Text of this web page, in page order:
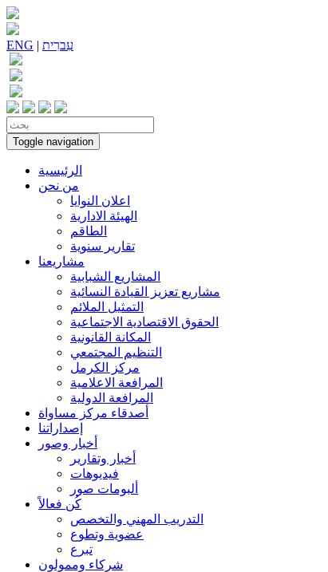
ENG | עִברִית
Toggle navigation
الرئيسية
من نحن
اعلان النوايا
الهيئة الادارية
الطاقم
تقارير سنوية
مشاريعنا
المشاريع الشبابية
مشاريع تعزيز القيادة النسائية
التمثيل الملائم
الحقوق الاقتصادية الاجتماعية
المكانة القانونية
التنظيم المجتمعي
مركز الكرمل
المرافعة الاعلامية
المرافعة الدولية
أصدقاء مركز مساواة
إصداراتنا
أخبار وصور
أخبار وتقارير
فيديوهات
ألبومات صور
كُن فعالاً
التدريب المهني والتخصص
عضوية وتطوع
تبرع
شركاء وممولون